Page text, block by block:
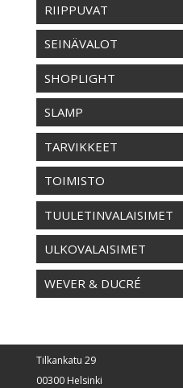
RIIPPUVAT
SEINÄVALOT
SHOPLIGHT
SLAMP
TARVIKKEET
TOIMISTO
TUULETINVALAISIMET
ULKOVALAISIMET
WEVER & DUCRÉ
Tilkankatu 29
00300 Helsinki